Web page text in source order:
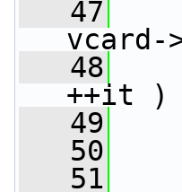
   47
vcard-
   48
++it )
   49
   50
   51